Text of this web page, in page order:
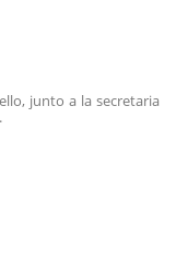
junto a la secretaria